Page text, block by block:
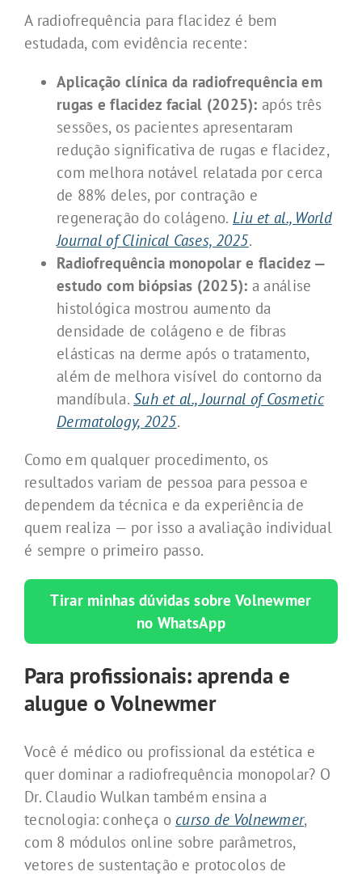
A radiofrequência para flacidez é bem
estudada, com evidência recente:
Aplicação clínica da radiofrequência em
rugas e flacidez facial (2025): após três
sessões, os pacientes apresentaram
redução significativa de rugas e flacidez,
com melhora notável relatada por cerca
de 88% deles, por contração e
regeneração do colágeno.Liu et al., World
Journal of Clinical Cases, 2025.
Radiofrequência monopolar e flacidez —
estudo com biópsias (2025): a análise
histológica mostrou aumento da
densidade de colágeno e de fibras
elásticas na derme após o tratamento,
além de melhora visível do contorno da
mandíbula.Suh et al., Journal of Cosmetic
Dermatology, 2025.
Como em qualquer procedimento, os
resultados variam de pessoa para pessoa e
dependem da técnica e da experiência de
quem realiza — por isso a avaliação individual
é sempre o primeiro passo.
Tirar minhas dúvidas sobre Volnewmer
no WhatsApp
Para profissionais: aprenda e
alugue o Volnewmer
Você é médico ou profissional da estética e
quer dominar a radiofrequência monopolar? O
Dr. Claudio Wulkan também ensina a
tecnologia: conheça o curso de Volnewmer,
com 8 módulos online sobre parâmetros,
vetores de sustentação e protocolos de